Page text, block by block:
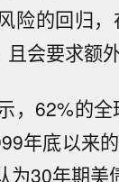
险的回归
会要求额外
，62%的
年底以来
30年期美